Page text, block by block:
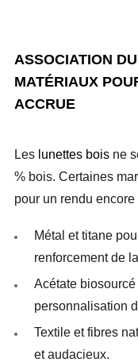
ASSOCIATION
MATÉRIAUX
ACCRUE
Les lunettes bois ne
% bois. Certaines
pour un rendu
Métal et titane
renforcement de
Acétate
personnalisation
Textile et fibres
et audacieux.